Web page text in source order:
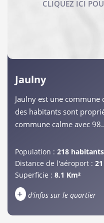
Jaulny
Jaulny est une
des habitants sont
commune calme avec
Population : 218 habitants
Distance de l'aéroport :
Superficie : 8,1 Km²
+ d'infos sur le quartier